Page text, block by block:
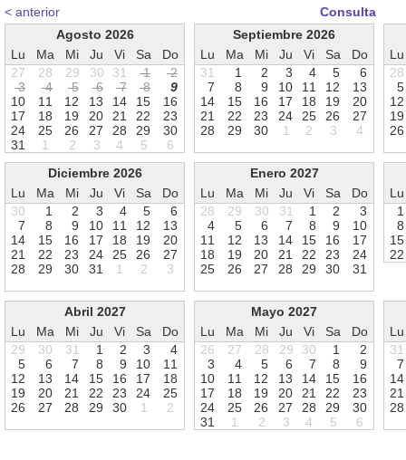
< anterior
Consulta
Agosto 2026
Lu
Ma Mi Ju Vi Sa
Do
27
28 29 30 31 1
2
3
4 5 6 7 8
9
10 1 1 1 2 13 14 15 16
17 18 19 20 21 22 23
24 25 26 27 28 29 30
31 1 2 3 4 5 6
Septiembre 2026
Lu
Ma Mi Ju Vi Sa
Do
31
1 2 3 4 5
6
7
8 9 10 1 1 1 2 13
14 15 16 17 18 19 20
21 22 23 24 25 26 27
28 29 30 1 2 3 4
Lu
28
5
1 2
19
26
Diciembre 2026
Lu
Ma Mi Ju Vi Sa
Do
30
1 2 3 4 5
6
7
8 9 10 1 1 1 2 13
14 15 16 17 18 19 20
21 22 23 24 25 26 27
28 29 30 31 1 2 3
Enero 2027
Lu
Ma Mi Ju Vi Sa
Do
28
29 30 31 1 2
3
4
5 6 7 8 9 10
1 1 1 2 13 14 15 16 17
18 19 20 21 22 23 24
25 26 27 28 29 30 31
Lu
1
8
15
22
Abril 2027
Lu
Ma Mi Ju Vi Sa
Do
29
30 31 1 2 3
4
5
6 7 8 9 10 1 1
1 2 13 14 15 16 17 18
19 20 21 22 23 24 25
26 27 28 29 30 1 2
Mayo 2027
Lu
Ma Mi Ju Vi Sa
Do
26
27 28 29 30 1
2
3
4 5 6 7 8
9
10 1 1 1 2 13 14 15 16
17 18 19 20 21 22 23
24 25 26 27 28 29 30
31 1 2 3 4 5 6
Lu
31
7
14
21
28